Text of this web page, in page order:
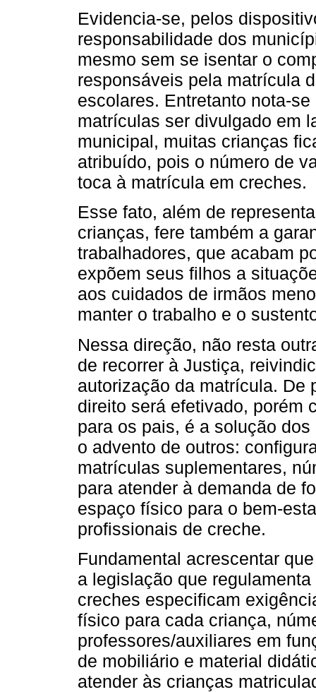
Evidencia-se, pelos
responsabilidade dos
mesmo sem se isentar o
responsáveis pela matrícula
escolares. Entretanto nota-
matrículas ser divulgado em
municipal, muitas crianças
atribuído, pois o número de
toca à matrícula em creches.
Esse fato, além de
crianças, fere também a
trabalhadores, que acabam
expõem seus filhos a
aos cuidados de irmãos
manter o trabalho e o
Nessa direção, não resta
de recorrer à Justiça,
autorização da matrícula. De
direito será efetivado, porém
para os pais, é a solução
o advento de outros:
matrículas suplementares,
para atender à demanda de
espaço físico para o bem-
profissionais de creche.
Fundamental acrescentar
a legislação que
creches especificam
físico para cada criança,
professores/auxiliares em
de mobiliário e material
atender às crianças